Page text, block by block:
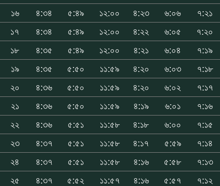
১৬
৪:৩৪ ৫:৪৯ ১২:০০ ৪:২৩ ৬:০৬
৭:২১
১৭
৪:৩৪ ৫:৪৯ ১২:০০ ৪:২২ ৬:০৫
৭:২০
১৮
৪:৩৫ ৫:৪৯ ১২:০০ ৪:২১ ৬:০৪
৭:১৯
১৯
৪:৩৫ ৫:৫০ ১১:৫৯ ৪:২০ ৬:০৩
৭:১৮
২০
৪:৩৬ ৫:৫০ ১১:৫৯ ৪:২০ ৬:০২
৭:১৭
২১
৪:৩৬ ৫:৫০ ১১:৫৯ ৪:১৯ ৬:০১
৭:১৬
২২
৪:৩৬ ৫:৫১ ১১:৫৮ ৪:১৮ ৬:০০
৭:১৫
২৩
৪:৩৭ ৫:৫১ ১১:৫৮ ৪:১৭ ৫:৫৯
৭:১৪
২৪
৪:৩৭ ৫:৫১ ১১:৫৮ ৪:১৬ ৫:৫৮
৭:১৩
২৫
৪:৩৭ ৫:৫২ ১১:৫৭ ৪:১৬ ৫:৫৭
৭:১২